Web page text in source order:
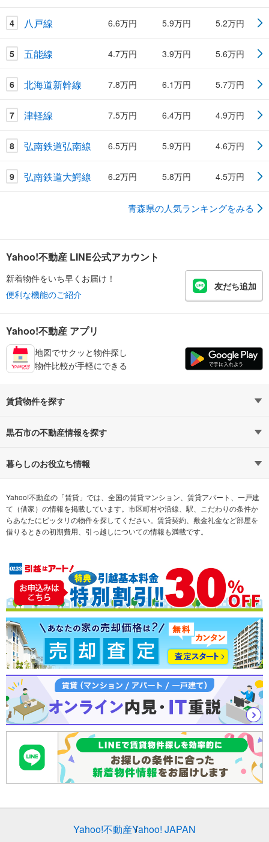
4 八戸線 6.6万円 5.9万円 5.2万円
5 五能線 4.7万円 3.9万円 5.6万円
6 北海道新幹線 7.8万円 6.1万円 5.7万円
7 津軽線 7.5万円 6.4万円 4.9万円
8 弘南鉄道弘南線 6.5万円 5.9万円 4.6万円
9 弘南鉄道大鰐線 6.2万円 5.8万円 4.5万円
青森県の人気ランキングをみる
Yahoo!不動産 LINE公式アカウント
新着物件をいち早くお届け！
便利な機能のご紹介
友だち追加
Yahoo!不動産 アプリ
地図でサクッと物件探し
物件比較が手軽にできる
賃貸物件を探す
路線・駅から探す
通勤時間から探す
不動産会社から探す 希望の条件から探す
テーマから探す ランキングから探す
黒石市の不動産情報を探す
不動産・住宅
新築マンション 中古マンション
新築一戸建て 中古一戸建て
売却査定
暮らしのお役立ち情報
マンションカタログ 教えて！住まいの先生
Yahoo!不動産の「賃貸」では、全国の賃貸マンション、賃貸アパート、一戸建
て（借家）の情報を掲載しています。市区町村や沿線、駅、こだわりの条件か
らあなたにピッタリの物件を探してください。賃貸契約、敷金礼金など部屋を
借りるときの初期費用、引っ越しについての情報も満載です。
Yahoo!不動産Yahoo! JAPAN